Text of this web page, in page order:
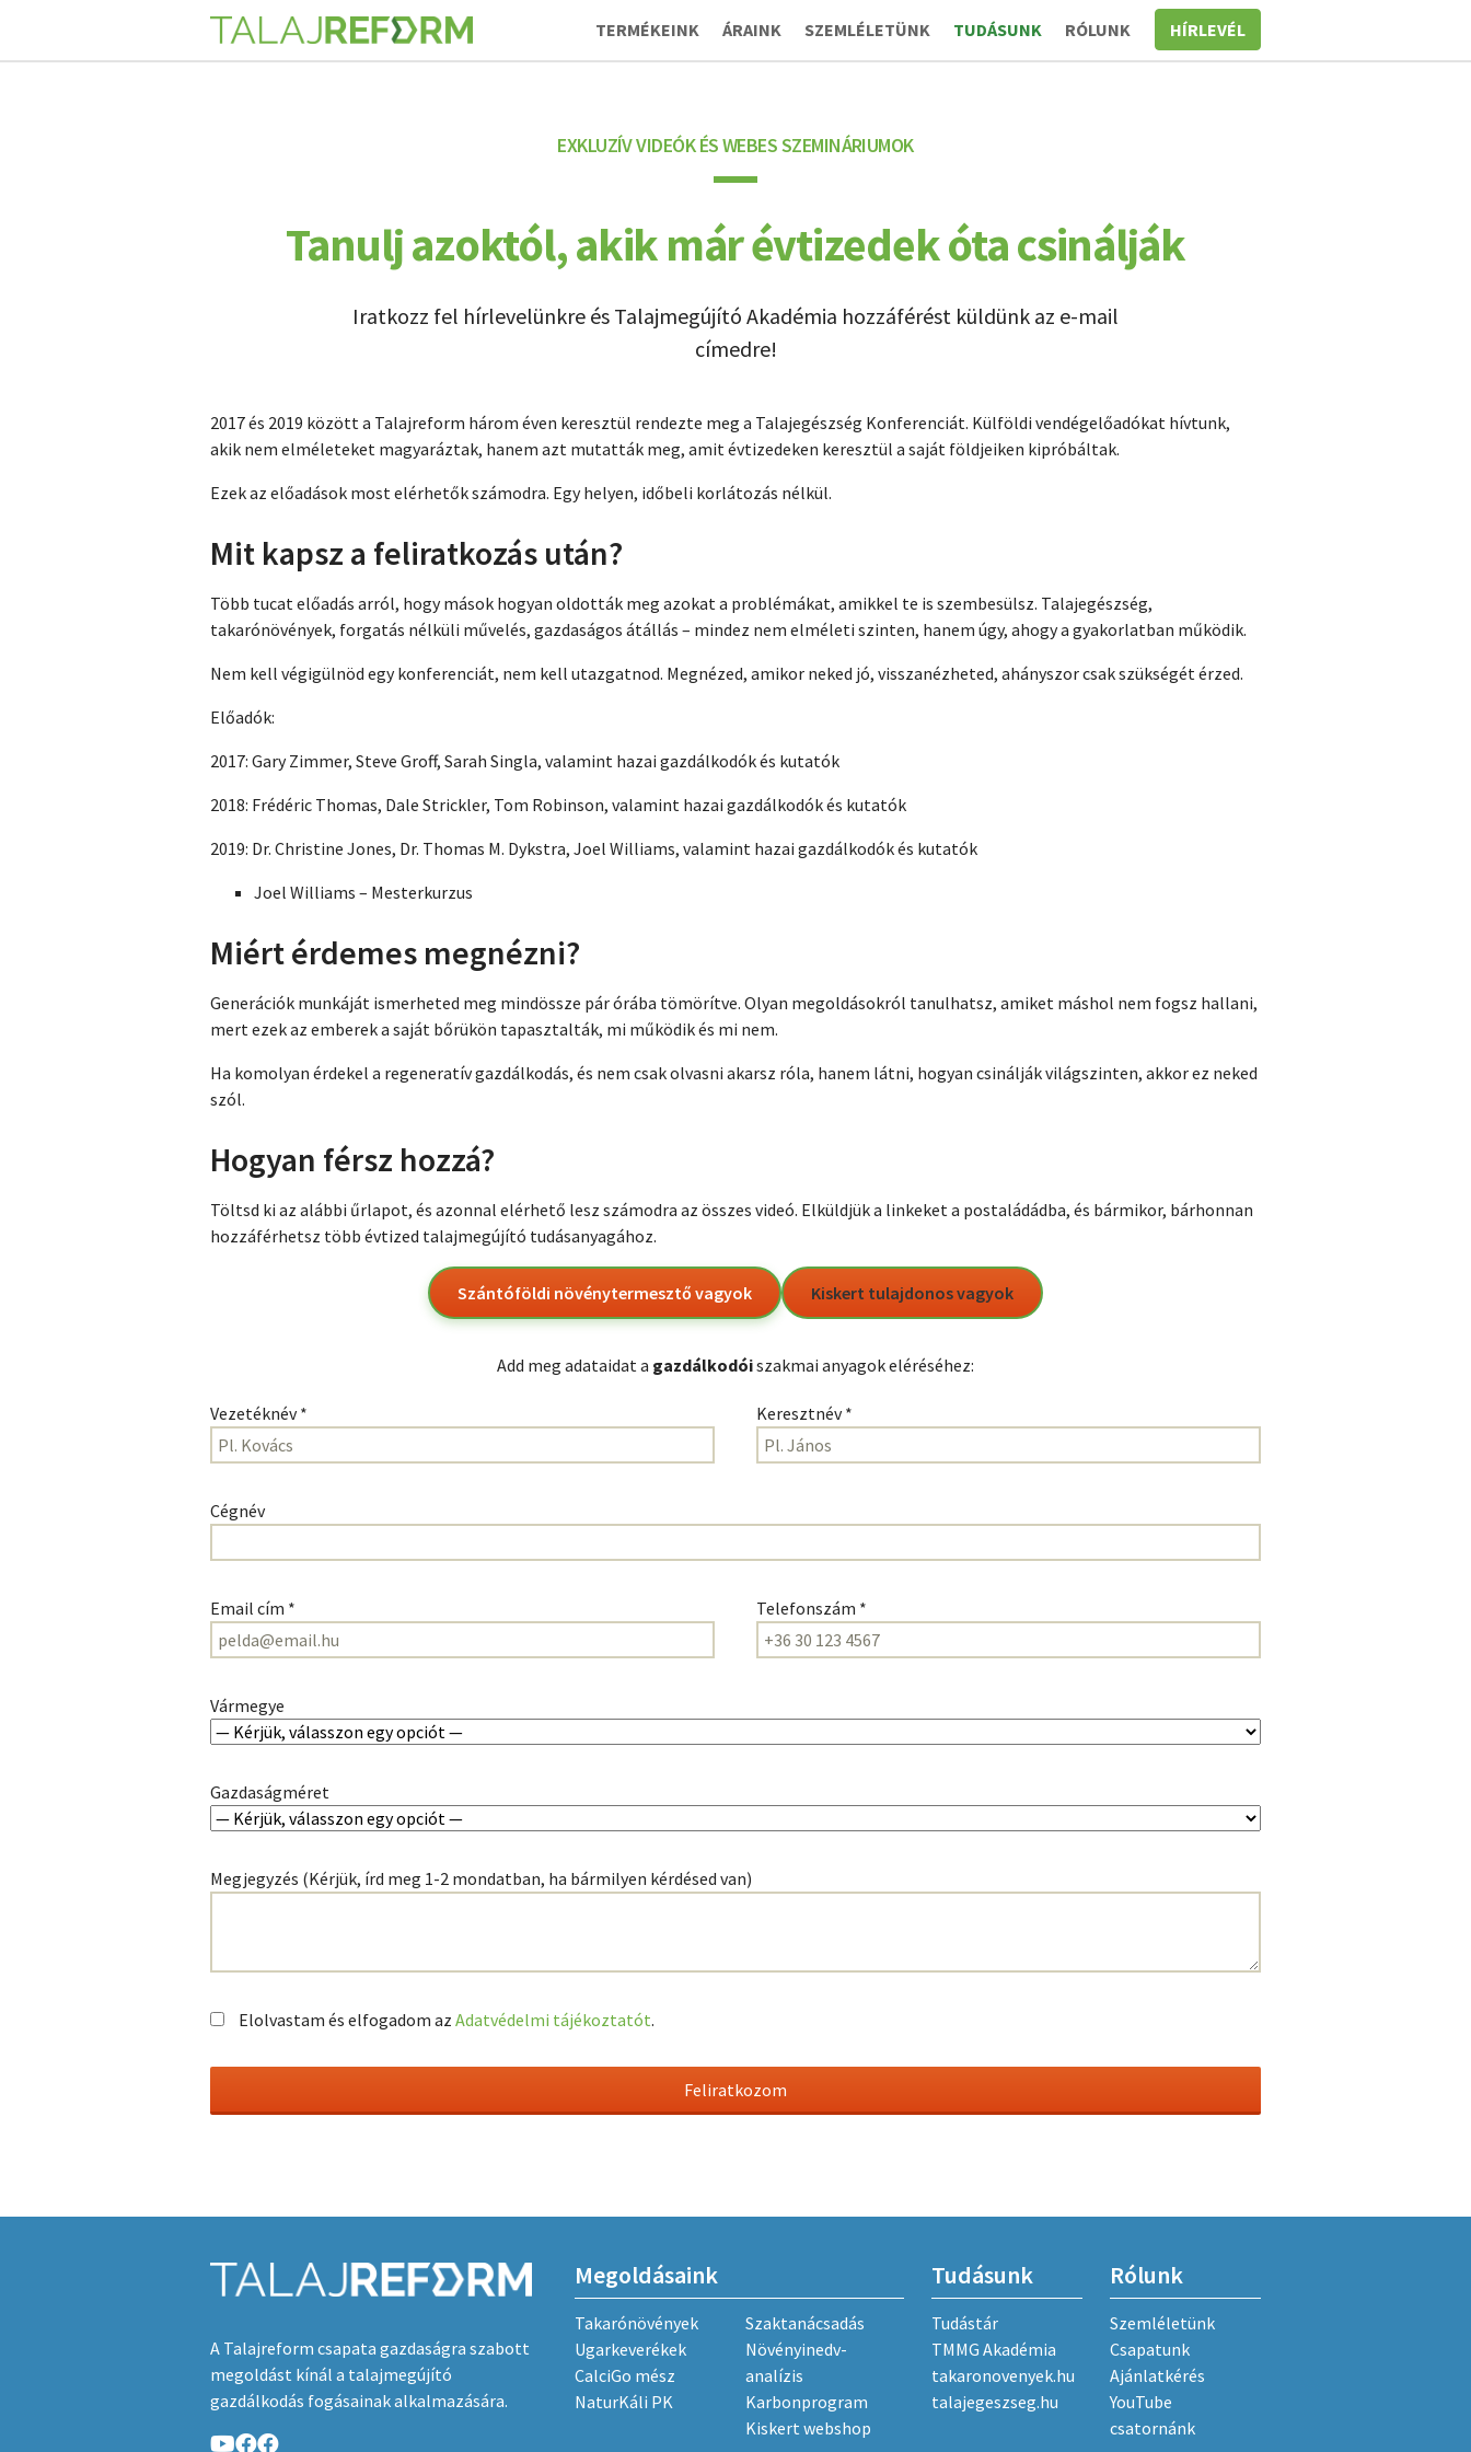
TERMÉKEINK
ÁRAINK SZEMLÉLETÜNK TUDÁSUNK RÓLUNK HÍRLEVÉL
EXKLUZÍV VIDEÓK ÉS WEBES SZEMINÁRIUMOK
Tanulj azoktól, akik már évtizedek óta csinálják
Iratkozz fel hírlevelünkre és Talajmegújító Akadémia hozzáférést küldünk az e-mail
címedre!
2017 és 2019 között a Talajreform három éven keresztül rendezte meg a Talajegészség Konferenciát. Külföldi vendégelőadókat hívtunk,
akik nem elméleteket magyaráztak, hanem azt mutatták meg, amit évtizedeken keresztül a saját földjeiken kipróbáltak.
Ezek az előadások most elérhetők számodra. Egy helyen, időbeli korlátozás nélkül.
Mit kapsz a feliratkozás után?
Több tucat előadás arról, hogy mások hogyan oldották meg azokat a problémákat, amikkel te is szembesülsz. Talajegészség,
takarónövények, forgatás nélküli művelés, gazdaságos átállás – mindez nem elméleti szinten, hanem úgy, ahogy a gyakorlatban működik.
Nem kell végigülnöd egy konferenciát, nem kell utazgatnod. Megnézed, amikor neked jó, visszanézheted, ahányszor csak szükségét érzed.
Előadók:
2017: Gary Zimmer, Steve Groff, Sarah Singla, valamint hazai gazdálkodók és kutatók
2018: Frédéric Thomas, Dale Strickler, Tom Robinson, valamint hazai gazdálkodók és kutatók
2019: Dr. Christine Jones, Dr. Thomas M. Dykstra, Joel Williams, valamint hazai gazdálkodók és kutatók
Joel Williams – Mesterkurzus
Miért érdemes megnézni?
Generációk munkáját ismerheted meg mindössze pár órába tömörítve. Olyan megoldásokról tanulhatsz, amiket máshol nem fogsz hallani,
mert ezek az emberek a saját bőrükön tapasztalták, mi működik és mi nem.
Ha komolyan érdekel a regeneratív gazdálkodás, és nem csak olvasni akarsz róla, hanem látni, hogyan csinálják világszinten, akkor ez neked
szól.
Hogyan férsz hozzá?
Töltsd ki az alábbi űrlapot, és azonnal elérhető lesz számodra az összes videó. Elküldjük a linkeket a postaládádba, és bármikor, bárhonnan
hozzáférhetsz több évtized talajmegújító tudásanyagához.
Szántóföldi növénytermesztő vagyok Kiskert tulajdonos vagyok
Add meg adataidat a gazdálkodóiszakmai anyagok eléréséhez:
Vezetéknév * Keresztnév *
Cégnév
Email cím * Telefonszám *
Vármegye
Gazdaságméret
Megjegyzés (Kérjük, írd meg 1-2 mondatban, ha bármilyen kérdésed van)
Elolvastam és elfogadom az Adatvédelmi tájékoztatót.
A Talajreform csapata gazdaságra szabott
megoldást kínál a talajmegújító
gazdálkodás fogásainak alkalmazására.
Megoldásaink
Takarónövények
Ugarkeverékek
CalciGo mész
NaturKáli PK
Szaktanácsadás
Növényinedv-
analízis
Karbonprogram
Kiskert webshop
Tudásunk
Tudástár
TMMG Akadémia
takaronovenyek.hu
talajegeszseg.hu
Rólunk
Szemléletünk
Csapatunk
Ajánlatkérés
YouTube
csatornánk